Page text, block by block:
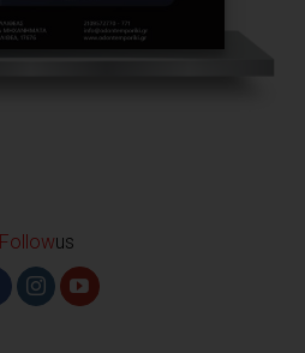
Followus